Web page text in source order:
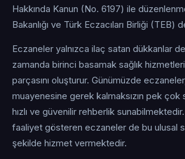
Hakkında Kanun (No. 6197) ile
Bakanlığı ve Türk Eczacıları Birliği (TEB)
Eczaneler yalnızca ilaç satan dükkanlar
zamanda birinci basamak sağlık
parçasını oluşturur. Günümüzde
muayenesine gerek kalmaksızın pek çok
hızlı ve güvenilir rehberlik
faaliyet gösteren eczaneler de bu ulusal
şekilde hizmet vermektedir.